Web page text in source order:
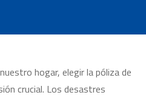
hogar, elegir la póliza de
crucial. Los desastres